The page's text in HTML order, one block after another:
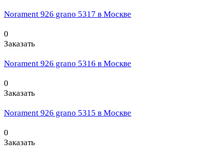
Norament 926 grano 5317 в Москве
0
Заказать
Norament 926 grano 5316 в Москве
0
Заказать
Norament 926 grano 5315 в Москве
0
Заказать